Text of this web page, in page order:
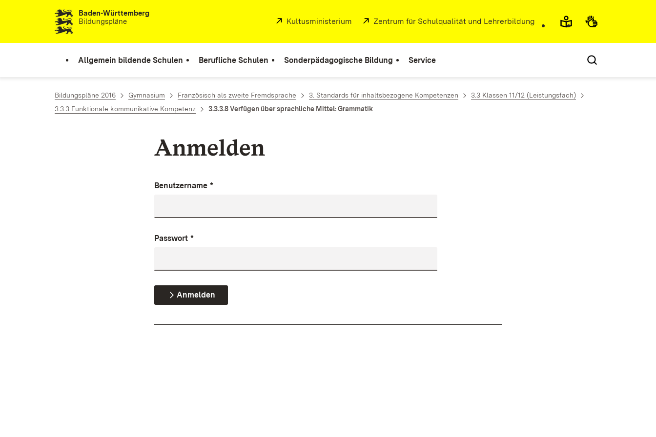
Zum Inhalt springenBaden-Württemberg
Bildungspläne
Extern:
Kultusministerium (Öffnet in neuem Fenster)
Extern:
Zentrum für Schulqualität und Lehrerbildung
Allgemein bildende Schulen Berufliche Schulen Sonderpädagogische Bildung Service
Bildungspläne 2016 Gymnasium Französisch als zweite Fremdsprache 3. Standards für inhaltsbezogene Kompetenzen
3.3 Klassen 11/12 (Leistungsfach)
3.3.3 Funktionale kommunikative Kompetenz
3.3.3.8 Verfügen über sprachliche Mittel: Grammatik
Anmelden
Benutzername *
Passwort *
Anmelden